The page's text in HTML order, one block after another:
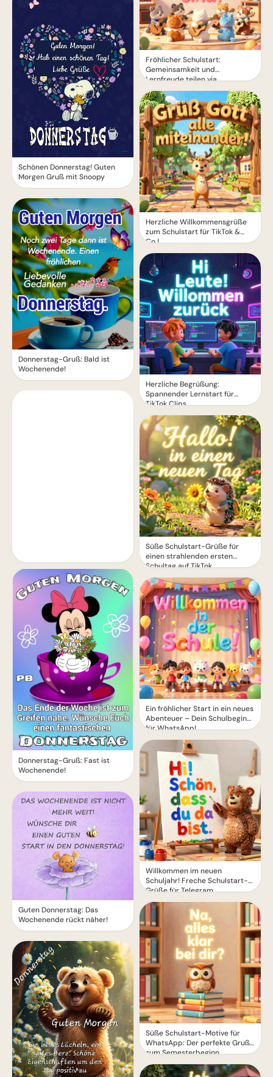
Schönen Donnerstag! Guten
Morgen Gruß mit Snoopy
Donnerstag-Gruß: Bald ist
Wochenende!
Donnerstag-Gruß: Fast ist
Wochenende!
Guten Donnerstag: Das
Wochenende rückt näher!
Fröhlicher Schulstart:
Gemeinsamkeit und
Lernfreude teilen via
WhatsApp!
Herzliche Willkommensgrüße
zum Schulstart für TikTok &
Co.!
Herzliche Begrüßung:
Spannender Lernstart für
TikTok Clips
Süße Schulstart-Grüße für
einen strahlenden ersten
Schultag auf TikTok
Ein fröhlicher Start in ein neues
Abenteuer – Dein Schulbeginn
für WhatsApp!
Willkommen im neuen
Schuljahr! Freche Schulstart-
Grüße für Telegram
Süße Schulstart-Motive für
WhatsApp: Der perfekte Gruß
zum Semesterbeginn